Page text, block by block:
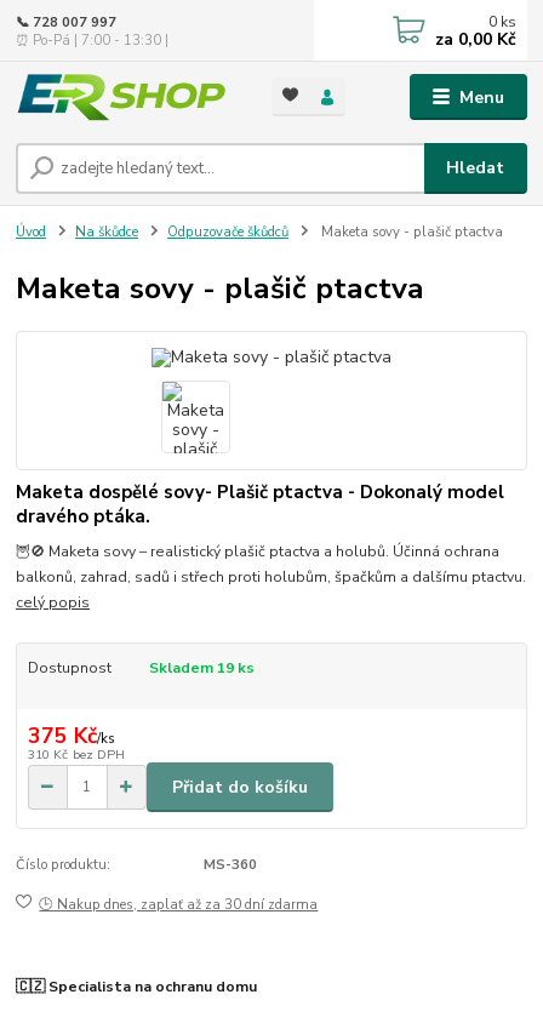
Menu
Hledat
📞 728 007 997
⏰ Po-Pá | 7:00 - 13:30 |
0 ks
za 0,00 Kč
Úvod Na škůdce Odpuzovače škůdců Maketa sovy - plašič ptactva
Maketa sovy - plašič ptactva
Maketa dospělé sovy- Plašič ptactva - Dokonalý model
dravého ptáka.
🦉🚫 Maketa sovy – realistický plašič ptactva a holubů. Účinná ochrana
balkonů, zahrad, sadů i střech proti holubům, špačkům a dalšímu ptactvu.
celý popis
Dostupnost Skladem 19 ks
375 Kč/ks
310 Kč bez DPH
Přidat do košíku
Číslo produktu: MS-360
🕒 Nakup dnes, zaplať až za 30 dní zdarma
🇨🇿 Specialista na ochranu domu